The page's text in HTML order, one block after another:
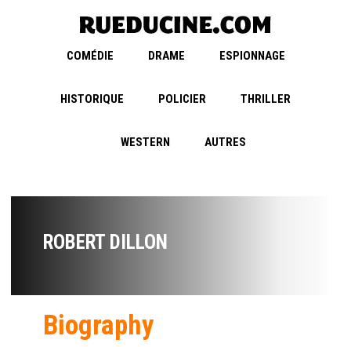
COMÉDIE DRAME ESPIONNAGE
HISTORIQUE POLICIER THRILLER
WESTERN AUTRES
ROBERT DILLON
Biography